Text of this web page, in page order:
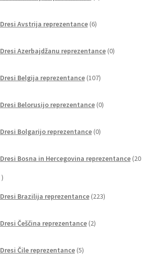
Dresi Avstrija reprezentance 6izdelkov
Dresi Azerbajdžanu reprezentance 0izdelkov
Dresi Belgija reprezentance 107izdelkov
Dresi Belorusijo reprezentance 0izdelkov
Dresi Bolgarijo reprezentance 0izdelkov
Dresi Bosna in Hercegovina reprezentance 20
20
Dresi Brazilija reprezentance 223izdelkov
Dresi Češčina reprezentance 2izdelka
Dresi Čile reprezentance 5izdelkov